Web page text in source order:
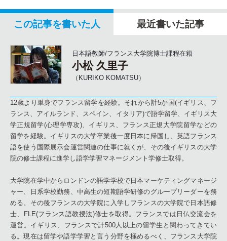
この記事を書いた人 最近書いた記事
日本語教師/フランス大学院博士課程在籍
小松 久里子
（KURIKO KOMATSU）
12歳より単身でフランス留学を経験。それから計5か国(イギリス、フ
ランス、アイルランド、スペイン、イタリア)で語学留学、イギリス大
学正規留学(心理学専攻)、イギリス、フランス正規大学院留学などの
留学を経験。イギリスの大学卒業後一度日本に帰国し、英語フランス
語を使う国際展示会運営関連の仕事に就くが、その後イギリスの大学
院の修士課程に進学し語学学習マネージメント学修士取得。
大学院在学中からロンドンの語学学校で日本マーケティングマネージ
ャー、日系学校勤務、中高生の短期語学研修のグループリーダーを務
める。その後フランスの大学院に入学しフランスの大学院で日本語修
士、FLE(フランス語教授法)修士を取得。フランスでは日仏交流会を
運営。イギリス、フランスで計500人以上の留学生と関わってきてい
る。現在は留学や語学学習と言う分野を極めるべく、フランス大学院